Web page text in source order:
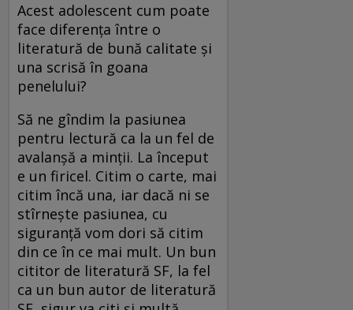
Acest adolescent cum poate
face diferenţa între o
literatură de bună calitate şi
una scrisă în goana
penelului?
Să ne gîndim la pasiunea
pentru lectură ca la un fel de
avalanşă a minţii. La început
e un firicel. Citim o carte, mai
citim încă una, iar dacă ni se
stîrneşte pasiunea, cu
siguranţă vom dori să citim
din ce în ce mai mult. Un bun
cititor de literatură SF, la fel
ca un bun autor de literatură